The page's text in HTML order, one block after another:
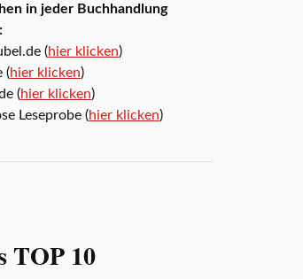
in jeder Buchhandlung
(hier klicken)
(hier klicken)
(hier klicken)
Leseprobe (hier klicken)
TOP 10